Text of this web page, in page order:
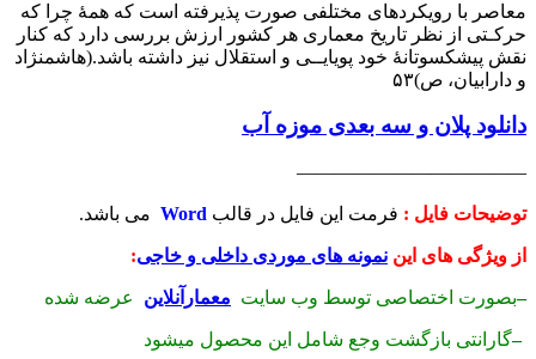
معاصر با رویکردهای مختلفی صورت پذیرفته است كه همۀ چرا كه
حرکـتی از نظر تاریخ معماری هر کشور ارزش بررسی دارد که کنار
نقش پیشکسوتانۀ خود پویایــی و استقلال نیز داشته باشد.(هاشمنژاد
و دارابیان، ص)۵۳
دانلود پلان و سه بعدی موزه آب
————————————
توضیحات فایل : فرمت این فایل در قالب می باشد.
از ویژگی های این نمونه های موردی داخلی و خاجی:
–بصورت اختصاصی توسط وب سایت معمارآنلاین عرضه شده
–گارانتی بازگشت وجع شامل این محصول میشود